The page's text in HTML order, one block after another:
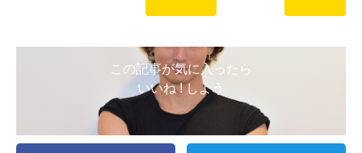
この記事が気に入ったら
いいね ! しよう